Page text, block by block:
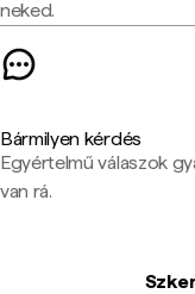
neked.
Bármilyen kérdés
Egyértelmű válaszok
van rá.